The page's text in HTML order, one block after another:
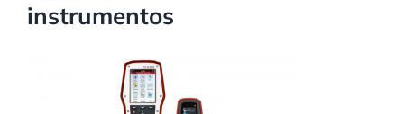
instrumentos